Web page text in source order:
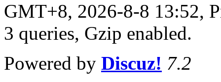
GMT+8, 2026-8-8 13:52,
3 queries, Gzip enabled.
Powered by Discuz! 7.2